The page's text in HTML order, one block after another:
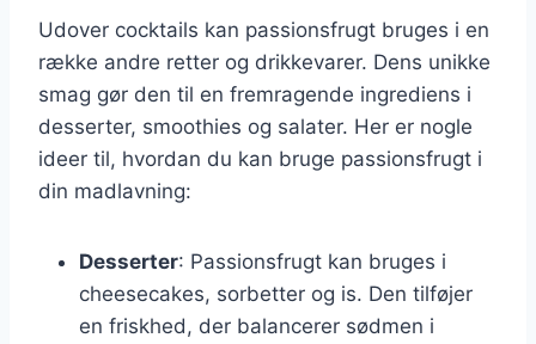
Udover cocktails kan passionsfrugt bruges i en
række andre retter og drikkevarer. Dens unikke
smag gør den til en fremragende ingrediens i
desserter, smoothies og salater. Her er nogle
ideer til, hvordan du kan bruge passionsfrugt i
din madlavning:
Desserter: Passionsfrugt kan bruges i
cheesecakes, sorbetter og is. Den tilføjer
en friskhed, der balancerer sødmen i